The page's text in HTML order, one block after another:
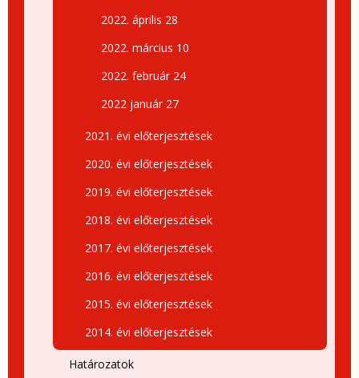
2022. április 28
2022. március 10
2022. február 24
2022 január 27
2021. évi előterjesztések
2020. évi előterjesztések
2019. évi előterjesztések
2018. évi előterjesztések
2017. évi előterjesztések
2016. évi előterjesztések
2015. évi előterjesztések
2014. évi előterjesztések
Határozatok